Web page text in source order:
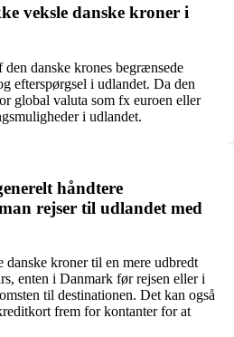
veksle danske kroner i
danske krones begrænsede
efterspørgsel i udlandet. Da den
global valuta som fx euroen eller
i udlandet.
håndtere
rejser til udlandet med
danske kroner til en mere udbredt
enten i Danmark før rejsen eller i
til destinationen. Det kan også
frem for kontanter for at